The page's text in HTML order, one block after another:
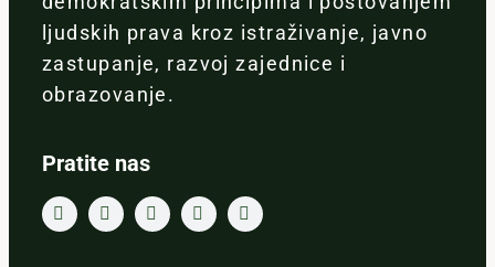
ljudskih prava kroz istraživanje, javno
zastupanje, razvoj zajednice i
obrazovanje.
Pratite nas